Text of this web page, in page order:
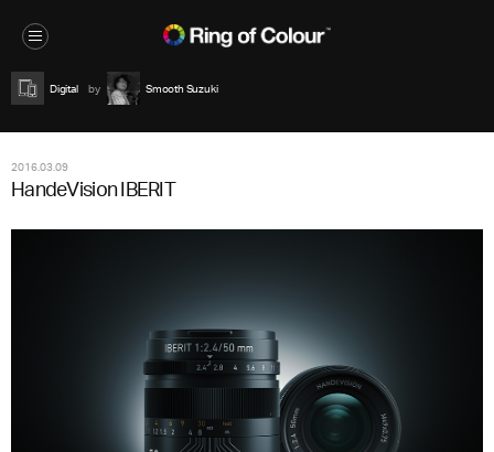
Digital Smooth Suzuki
2016.03.09
HandeVision IBERIT